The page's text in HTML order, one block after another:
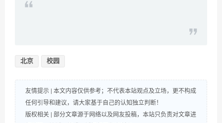
北京 校园
友情提示 | 本文内容仅供参考；不代表本站观点及立场，更不构成
任何引导和建议，请大家基于自己的认知独立判断！
版权相关 | 部分文章源于网络以及网友投稿，本站只负责对文章进